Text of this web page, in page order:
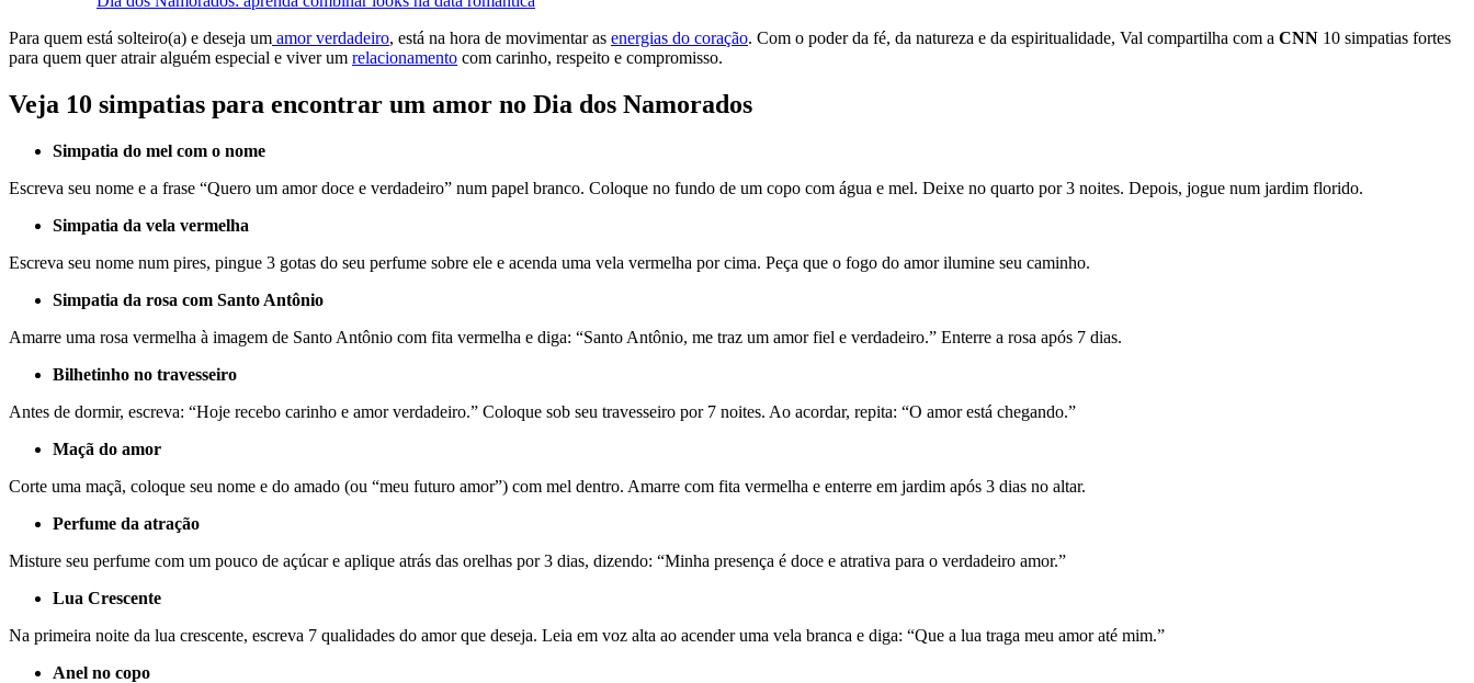
Para quem está solteiro(a) e deseja um amor verdadeiro, está na hora de movimentar as energias do coração. Com o poder da fé, da natureza e da espiritualidade, Val compartilha com a CNN 10 simpatias fortes
para quem quer atrair alguém especial e viver um relacionamento com carinho, respeito e compromisso.
Veja 10 simpatias para encontrar um amor no Dia dos Namorados
Simpatia do mel com o nome
Escreva seu nome e a frase “Quero um amor doce e verdadeiro” num papel branco. Coloque no fundo de um copo com água e mel. Deixe no quarto por 3 noites. Depois, jogue num jardim florido.
Simpatia da vela vermelha
Escreva seu nome num pires, pingue 3 gotas do seu perfume sobre ele e acenda uma vela vermelha por cima. Peça que o fogo do amor ilumine seu caminho.
Simpatia da rosa com Santo Antônio
Amarre uma rosa vermelha à imagem de Santo Antônio com fita vermelha e diga: “Santo Antônio, me traz um amor fiel e verdadeiro.” Enterre a rosa após 7 dias.
Bilhetinho no travesseiro
Antes de dormir, escreva: “Hoje recebo carinho e amor verdadeiro.” Coloque sob seu travesseiro por 7 noites. Ao acordar, repita: “O amor está chegando.”
Maçã do amor
Corte uma maçã, coloque seu nome e do amado (ou “meu futuro amor”) com mel dentro. Amarre com fita vermelha e enterre em jardim após 3 dias no altar.
Perfume da atração
Misture seu perfume com um pouco de açúcar e aplique atrás das orelhas por 3 dias, dizendo: “Minha presença é doce e atrativa para o verdadeiro amor.”
Lua Crescente
Na primeira noite da lua crescente, escreva 7 qualidades do amor que deseja. Leia em voz alta ao acender uma vela branca e diga: “Que a lua traga meu amor até mim.”
Anel no copo